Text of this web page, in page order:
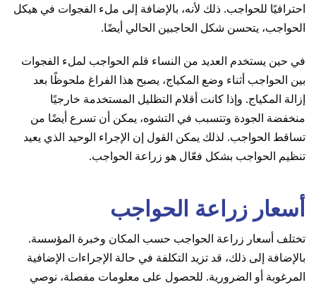
احترافيًا للحواجب. ذلك لأنه، بالإضافة إلى ملء الفجوات في هيكل
الحواجب، يتحسن شكل الحاجبين الحالي أيضًا.
في حين يستخدم العديد من النساء قلم الحواجب لملء الفجوات
بين الحواجب أثناء وضع المكياج، يصبح هذا الفراغ ملحوظًا بعد
إزالة المكياج. وإذا كانت أقلام التظليل المستخدمة خارجيًا
منخفضة الجودة وتتسبب في التشوه، يمكن أن تسرع أيضًا من
تساقط الحواجب. لذلك يمكن القول إن الإجراء الوحيد الذي يعيد
تنظيم الحواجب بشكل فعّال هو زراعة الحواجب.
أسعار زراعة الحواجب
تختلف أسعار زراعة الحواجب حسب المكان وخبرة المؤسسة.
بالإضافة إلى ذلك، قد تزيد التكلفة في حالة الإجراءات الإضافية
المرغوبة أو الضرورية. للحصول على معلومات مفصلة، نوصي